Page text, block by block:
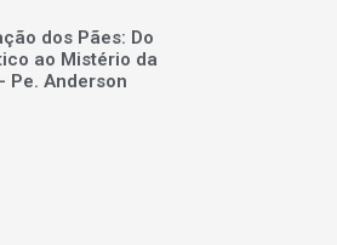
dos Pães: Do
ao Mistério da
Pe. Anderson